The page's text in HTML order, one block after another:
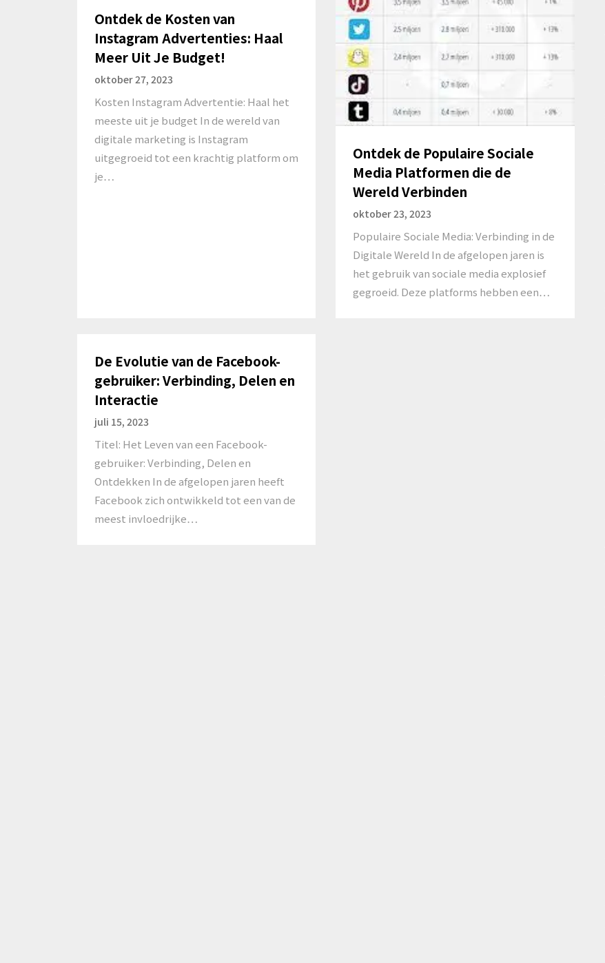
Ontdek de Kosten van
Instagram Advertenties: Haal
Meer Uit Je Budget!
oktober 27, 2023
Kosten Instagram Advertentie: Haal het
meeste uit je budget In de wereld van
digitale marketing is Instagram
uitgegroeid tot een krachtig platform om
je…
Ontdek de Populaire Sociale
Media Platformen die de
Wereld Verbinden
oktober 23, 2023
Populaire Sociale Media: Verbinding in de
Digitale Wereld In de afgelopen jaren is
het gebruik van sociale media explosief
gegroeid. Deze platforms hebben een…
De Evolutie van de Facebook-
gebruiker: Verbinding, Delen en
Interactie
juli 15, 2023
Titel: Het Leven van een Facebook-
gebruiker: Verbinding, Delen en
Ontdekken In de afgelopen jaren heeft
Facebook zich ontwikkeld tot een van de
meest invloedrijke…